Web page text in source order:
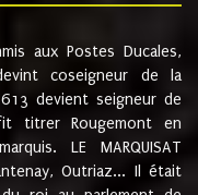
aux Postes Ducales,
coseigneur de la
devient seigneur de
titrer Rougemont en
LE MARQUISAT
Outriaz... Il était